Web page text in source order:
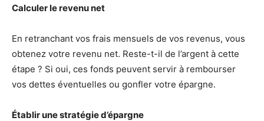
Calculer le revenu net
En retranchant vos frais mensuels de vos revenus, vous
obtenez votre revenu net. Reste-t-il de l’argent à cette
étape ? Si oui, ces fonds peuvent servir à rembourser
vos dettes éventuelles ou gonfler votre épargne.
Établir une stratégie d’épargne